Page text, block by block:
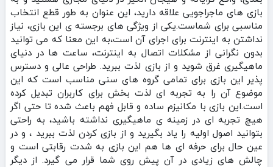
بازی های ماجراجویی علاقه دارید، این عنوان به طور قطع انتخاب
مناسبی برای شماست.یکی از ویژگی‌ های برجسته‌ ی این بازی، نیاز
نداشتن به اینترنت برای اجرای آن است،به این معنا که می‌ توانید
بدون نگرانی از مشکلات اتصال به اینترنت، ساعت‌ ها در دنیای
ماهیگیری غرق شوید و از بازی لذت ببرید. طراحی عالی و دسترس‌
پذیر این بازی برای تمامی گروه‌ های سنی مناسب است که این
موضوع آن را به تجربه‌ ای لذت‌ بخش برای کاربران تبدیل کرده
است.این بازی با مکانیزم ساده و قابل‌ فهم باعث شده تا حتی اگر
هیچ تجربه‌ ای در زمینه‌ ی ماهیگیری نداشته باشید، به راحتی
بتوانید اصول اولیه را یاد بگیرید و از بازی کردن لذت ببرید ، و در
عین حال برای حرفه‌ ای‌ ها هم این بازی به شدت رقابتی است و
چالش‌ های زیادی در آن پیش روی شما قرار می‌ گیرد. از دیگر